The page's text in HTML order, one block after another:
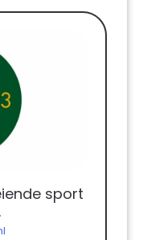
sport